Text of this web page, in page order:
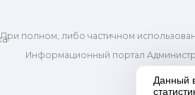
При полном, либо частичном
Информационный портал
и
Данный